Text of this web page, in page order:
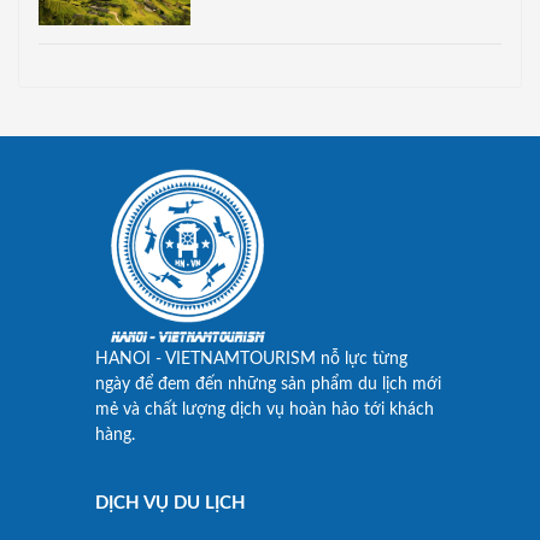
HANOI - VIETNAMTOURISM nỗ lực từng
ngày để đem đến những sản phẩm du lịch mới
mẻ và chất lượng dịch vụ hoàn hảo tới khách
hàng.
DỊCH VỤ DU LỊCH